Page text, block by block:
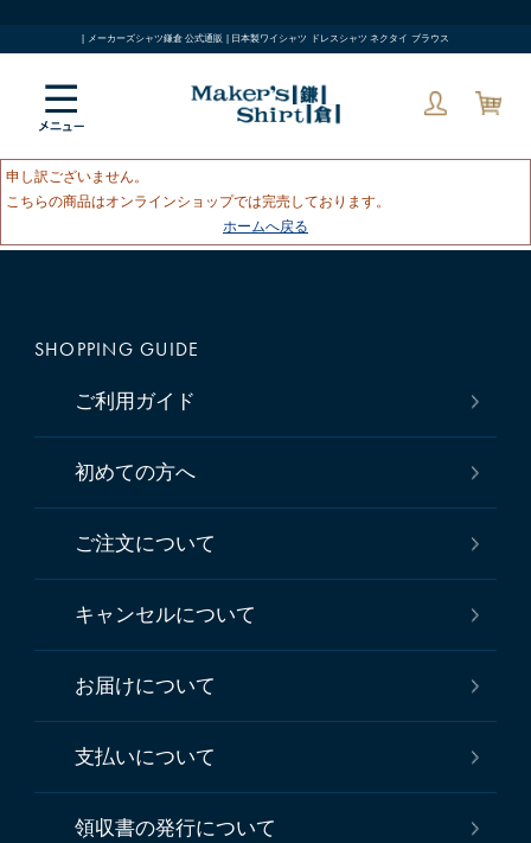
| メーカーズシャツ鎌倉 公式通販 | 日本製ワイシャツ ドレスシャツ ネクタイ ブラウス
申し訳ございません。
こちらの商品はオンラインショップでは完売しております。
ホームへ戻る
SHOPPING GUIDE
ご利用ガイド
初めての方へ
ご注文について
キャンセルについて
お届けについて
支払いについて
領収書の発行について